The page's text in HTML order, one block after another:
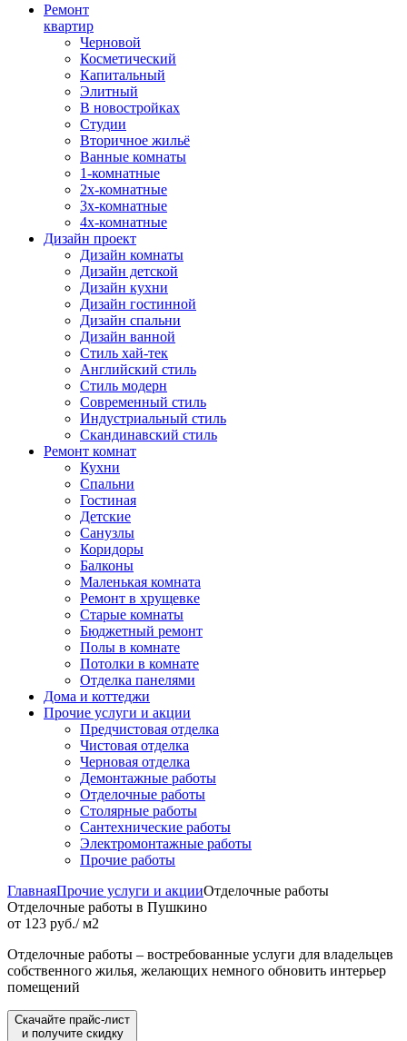
Ремонт
квартир
Черновой
Косметический
Капитальный
Элитный
В новостройках
Студии
Вторичное жильё
Ванные комнаты
1-комнатные
2х-комнатные
3х-комнатные
4х-комнатные
Дизайн проект
Дизайн комнаты
Дизайн детской
Дизайн кухни
Дизайн гостинной
Дизайн спальни
Дизайн ванной
Стиль хай-тек
Английский стиль
Стиль модерн
Современный стиль
Индустриальный стиль
Скандинавский стиль
Ремонт комнат
Кухни
Спальни
Гостиная
Детские
Санузлы
Коридоры
Балконы
Маленькая комната
Ремонт в хрущевке
Старые комнаты
Бюджетный ремонт
Полы в комнате
Потолки в комнате
Отделка панелями
Дома и коттеджи
Прочие услуги и акции
Предчистовая отделка
Чистовая отделка
Черновая отделка
Демонтажные работы
Отделочные работы
Столярные работы
Сантехнические работы
Электромонтажные работы
Прочие работы
ГлавнаяПрочие услуги и акцииОтделочные работы
Отделочные работы в Пушкино
от 123 руб./ м2
Отделочные работы – востребованные услуги для владельцев
собственного жилья, желающих немного обновить интерьер
помещений
Скачайте прайс-лист
и получите скидку